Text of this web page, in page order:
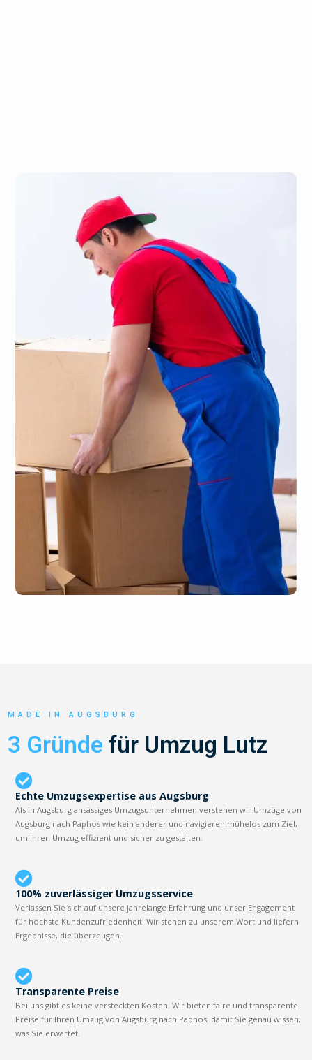
MADE IN AUGSBURG
3 Gründe für Umzug Lutz
Echte Umzugsexpertise aus Augsburg
Als in Augsburg ansässiges Umzugsunternehmen verstehen wir Umzüge von
Augsburg nach Paphos wie kein anderer und navigieren mühelos zum Ziel,
um Ihren Umzug effizient und sicher zu gestalten.
100% zuverlässiger Umzugsservice
Verlassen Sie sich auf unsere jahrelange Erfahrung und unser Engagement
für höchste Kundenzufriedenheit. Wir stehen zu unserem Wort und liefern
Ergebnisse, die überzeugen.
Transparente Preise
Bei uns gibt es keine versteckten Kosten. Wir bieten faire und transparente
Preise für Ihren Umzug von Augsburg nach Paphos, damit Sie genau wissen,
was Sie erwartet.